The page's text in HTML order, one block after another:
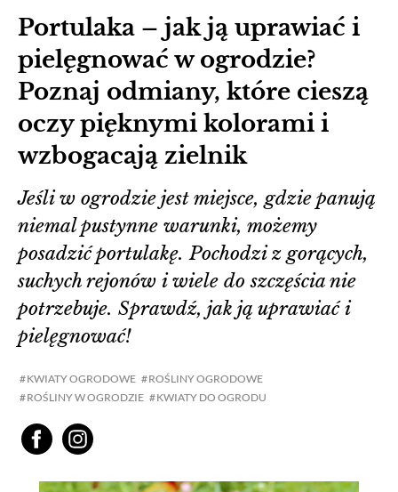
Portulaka – jak ją uprawiać i
pielęgnować w ogrodzie?
Poznaj odmiany, które cieszą
oczy pięknymi kolorami i
wzbogacają zielnik
KWIATY OGRODOWE
ROŚLINY OGRODOWE
ROŚLINY W OGRODZIE
KWIATY DO OGRODU
Jeśli w ogrodzie jest miejsce, gdzie panują
niemal pustynne warunki, możemy
posadzić portulakę. Pochodzi z gorących,
suchych rejonów i wiele do szczęścia nie
potrzebuje. Sprawdź, jak ją uprawiać i
pielęgnować!